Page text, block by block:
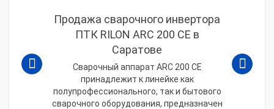
Продажа сварочного инвертора
ПТК RILON ARC 200 СЕ в
Саратове
Сварочный аппарат ARC 200 СЕ
принадлежит к линейке как
полупрофессионального, так и бытового
сварочного оборудования, предназначен